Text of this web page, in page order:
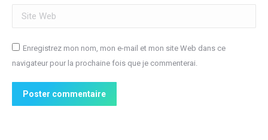
Site Web
Enregistrez mon nom, mon e-mail et mon site Web dans ce
navigateur pour la prochaine fois que je commenterai.
Poster commentaire